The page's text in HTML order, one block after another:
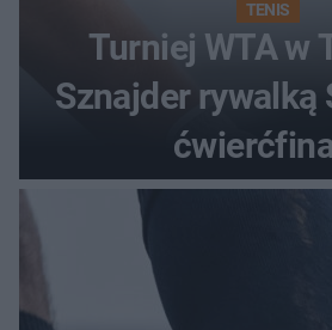
TENIS
Turniej WTA w
Sznajder rywalką